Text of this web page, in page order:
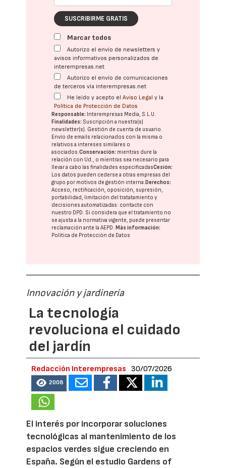
SUSCRIBIRME GRATIS
Marcar todos
Autorizo el envío de newsletters y
avisos informativos personalizados de
interempresas.net
Autorizo el envío de comunicaciones
de terceros vía interempresas.net
He leído y acepto elAviso Legal y la
Política de Protección de Datos
Responsable: Interempresas Media, S.L.U.
Finalidades: Suscripción a nuestra(s)
newsletter(s). Gestión de cuenta de usuario.
Envío de emails relacionados con la misma o
relativos a intereses similares o
asociados.Conservación: mientras dure la
relación con Ud., o mientras sea necesario para
llevar a cabo las finalidades especificadasCesión:
Los datos pueden cederse a otras empresas del
grupo por motivos de gestión interna. Derechos:
Acceso, rectificación, oposición, supresión,
portabilidad, limitación del tratatamiento y
decisiones automatizadas: contacte con
nuestro DPD. Si considera que el tratamiento no
se ajusta a la normativa vigente, puede presentar
reclamación ante laAEPD. Más información:
Política de Protección de Datos
Innovación y jardinería
La tecnología
revoluciona el cuidado
del jardín
Redacción Interempresas 30/07/2026
2008
El interés por incorporar soluciones
tecnológicas al mantenimiento de los
espacios verdes sigue creciendo en
España. Según el estudio Gardens of